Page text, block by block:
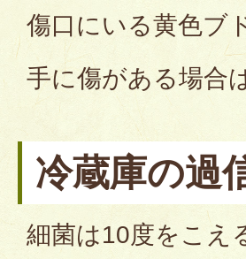
傷口にいる黄色ブ
手に傷がある場合
冷蔵庫の過
細菌は10度をこえ